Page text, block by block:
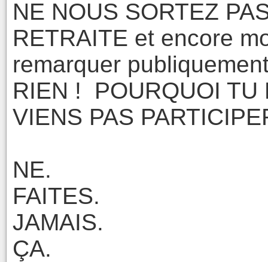
NE NOUS SORTEZ
RETRAITE et encore
remarquer
RIEN ! POURQUOI TU
VIENS PAS
NE.
FAITES.
JAMAIS.
ÇA.